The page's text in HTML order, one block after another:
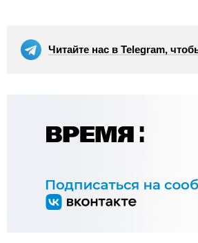
Читайте нас в Telegram,